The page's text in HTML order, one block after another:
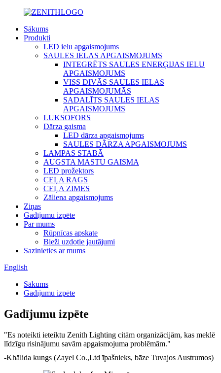
Sākums
Produkti
LED ielu apgaismojums
SAULES IELAS APGAISMOJUMS
INTEGRĒTS SAULES ENERĢIJAS IELU
APGAISMOJUMS
VISS DIVĀS SAULES IELAS
APGAISMOJUMĀS
SADALĪTS SAULES IELAS
APGAISMOJUMS
LUKSOFORS
Dārza gaisma
LED dārza apgaismojums
SAULES DĀRZA APGAISMOJUMS
LAMPAS STABĀ
AUGSTA MASTU GAISMA
LED prožektors
CEĻA RAGS
CEĻA ZĪMES
Zāliena apgaismojums
Ziņas
Gadījumu izpēte
Par mums
Rūpnīcas apskate
Bieži uzdotie jautājumi
Sazinieties ar mums
English
Sākums
Gadījumu izpēte
Gadījumu izpēte
"Es noteikti ieteiktu Zenith Lighting citām organizācijām, kas meklē
līdzīgu risinājumu savām apgaismojuma problēmām."
-Khālida kungs (Zayel Co.,Ltd īpašnieks, bāze Tuvajos Austrumos)